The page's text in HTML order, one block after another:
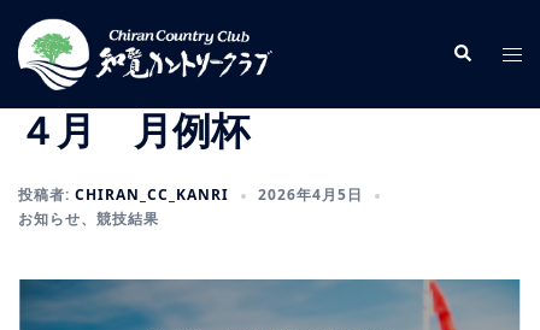
ン
検
索
ト
ル
４月 月例杯
投稿者: CHIRAN_CC_KANRI
2026年4月5日
お知らせ、 競技結果